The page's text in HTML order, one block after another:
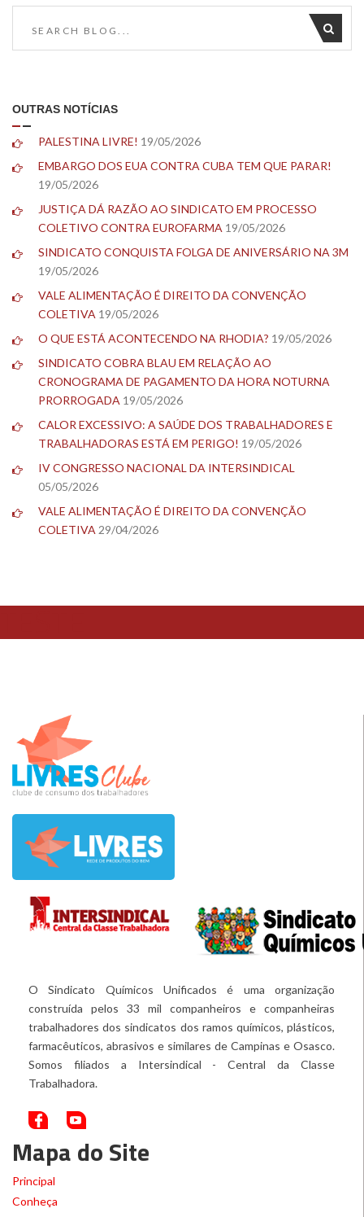
OUTRAS NOTÍCIAS
PALESTINA LIVRE! 19/05/2026
EMBARGO DOS EUA CONTRA CUBA TEM QUE PARAR!
19/05/2026
JUSTIÇA DÁ RAZÃO AO SINDICATO EM PROCESSO
COLETIVO CONTRA EUROFARMA 19/05/2026
SINDICATO CONQUISTA FOLGA DE ANIVERSÁRIO NA 3M
19/05/2026
VALE ALIMENTAÇÃO É DIREITO DA CONVENÇÃO
COLETIVA 19/05/2026
O QUE ESTÁ ACONTECENDO NA RHODIA? 19/05/2026
SINDICATO COBRA BLAU EM RELAÇÃO AO
CRONOGRAMA DE PAGAMENTO DA HORA NOTURNA
PRORROGADA 19/05/2026
CALOR EXCESSIVO: A SAÚDE DOS TRABALHADORES E
TRABALHADORAS ESTÁ EM PERIGO! 19/05/2026
IV CONGRESSO NACIONAL DA INTERSINDICAL
05/05/2026
VALE ALIMENTAÇÃO É DIREITO DA CONVENÇÃO
COLETIVA 29/04/2026
O Sindicato Químicos Unificados é uma organização
construída pelos 33 mil companheiros e companheiras
trabalhadores dos sindicatos dos ramos químicos, plásticos,
farmacêuticos, abrasivos e similares de Campinas e Osasco.
Somos filiados a Intersindical - Central da Classe
Trabalhadora.
Mapa do Site
Principal
Conheça